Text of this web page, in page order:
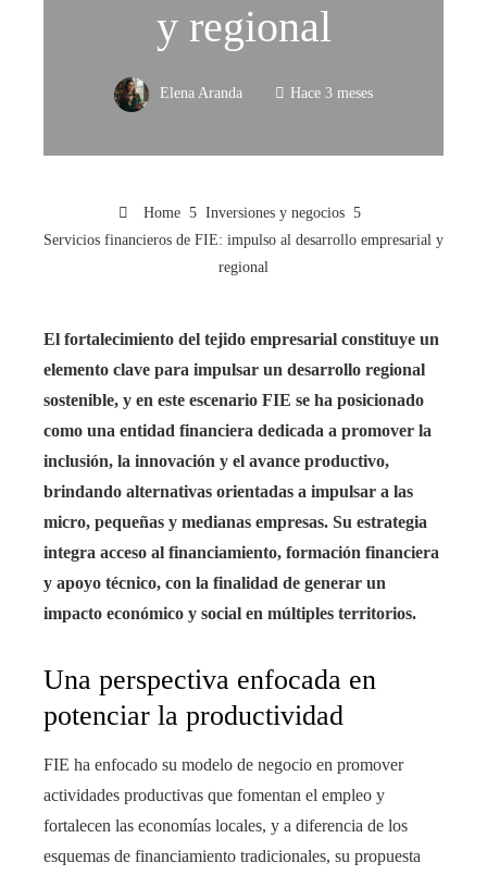
y regional
Elena Aranda Hace 3 meses
Home
Inversiones y negocios
Servicios financieros de FIE: impulso al desarrollo empresarial y
regional
El fortalecimiento del tejido empresarial constituye un
elemento clave para impulsar un desarrollo regional
sostenible, y en este escenario FIE se ha posicionado
como una entidad financiera dedicada a promover la
inclusión, la innovación y el avance productivo,
brindando alternativas orientadas a impulsar a las
micro, pequeñas y medianas empresas. Su estrategia
integra acceso al financiamiento, formación financiera
y apoyo técnico, con la finalidad de generar un
impacto económico y social en múltiples territorios.
Una perspectiva enfocada en
potenciar la productividad
FIE ha enfocado su modelo de negocio en promover
actividades productivas que fomentan el empleo y
fortalecen las economías locales, y a diferencia de los
esquemas de financiamiento tradicionales, su propuesta